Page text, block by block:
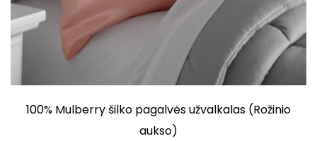
100% Mulberry šilko pagalvės užvalkalas (Rožinio
aukso)